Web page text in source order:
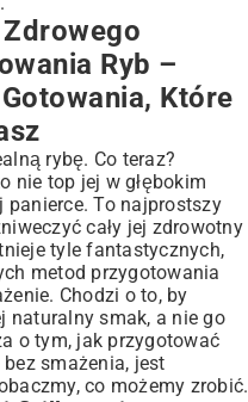
Ryb –
Które
rybę. Co teraz?
nie top jej w głębokim
panierce. To najprostszy
cały jej zdrowotny
tyle fantastycznych,
metod przygotowania
Chodzi o to, by
naturalny smak, a nie go
o tym, jak przygotować
smażenia, jest
co możemy zrobić.